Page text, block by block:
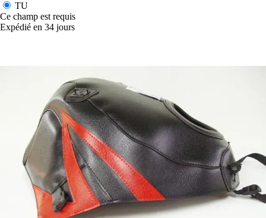
TU
Ce champ est requis
Expédié en 34 jours